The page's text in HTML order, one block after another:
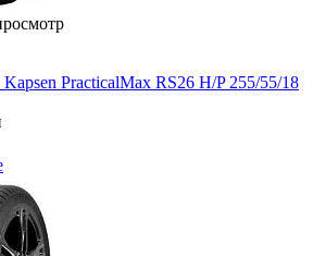
PracticalMax RS26 H/P 255/55/18